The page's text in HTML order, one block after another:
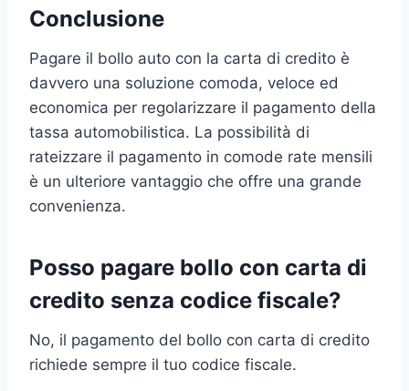
Conclusione
Pagare il bollo auto con la carta di credito è
davvero una soluzione comoda, veloce ed
economica per regolarizzare il pagamento della
tassa automobilistica. La possibilità di
rateizzare il pagamento in comode rate mensili
è un ulteriore vantaggio che offre una grande
convenienza.
Posso pagare bollo con carta di
credito senza codice fiscale?
No, il pagamento del bollo con carta di credito
richiede sempre il tuo codice fiscale.